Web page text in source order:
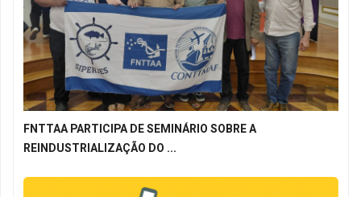
FNTTAA PARTICIPA DE SEMINÁRIO SOBRE A
REINDUSTRIALIZAÇÃO DO ...